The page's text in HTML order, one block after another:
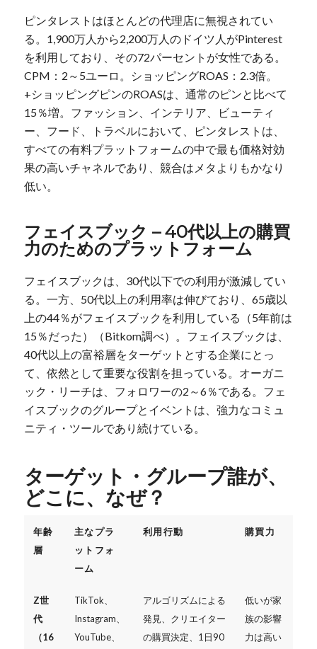
ピンタレストはほとんどの代理店に無視されてい
る。1,900万人から2,200万人のドイツ人がPinterest
を利用しており、その72パーセントが女性である。
CPM：2～5ユーロ。ショッピングROAS：2.3倍。
+ショッピングピンのROASは、通常のピンと比べて
15％増。ファッション、インテリア、ビューティ
ー、フード、トラベルにおいて、ピンタレストは、
すべての有料プラットフォームの中で最も価格対効
果の高いチャネルであり、競合はメタよりもかなり
低い。
フェイスブック – 40代以上の購買
力のためのプラットフォーム
フェイスブックは、30代以下での利用が激減してい
る。一方、50代以上の利用率は伸びており、65歳以
上の44％がフェイスブックを利用している（5年前は
15％だった）（Bitkom調べ）。フェイスブックは、
40代以上の富裕層をターゲットとする企業にとっ
て、依然として重要な役割を担っている。オーガニ
ック・リーチは、フォロワーの2～6％である。フェ
イスブックのグループとイベントは、強力なコミュ
ニティ・ツールであり続けている。
ターゲット・グループ誰が、
どこに、なぜ？
年齢
層
主なプラ
ットフォ
ーム
利用行動 購買力
Z世
代
（16
TikTok、
Instagram、
YouTube、
アルゴリズムによる
発見、クリエイター
の購買決定、1日90
低いが家
族の影響
力は高い